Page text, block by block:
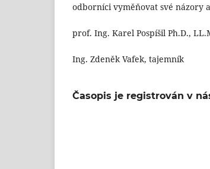
odborníci vyměňovat své názory
prof. Ing. Karel Pospíšil Ph.D.,
Ing. Zdeněk Vafek, tajemník
Časopis je registrován v